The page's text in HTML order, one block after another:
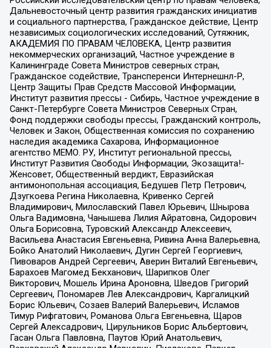
Дальневосточный центр развития гражданских инициатив
и социального партнерства, Гражданское действие, Центр
независимых социологических исследований, Сутяжник,
АКАДЕМИЯ ПО ПРАВАМ ЧЕЛОВЕКА, Центр развития
некоммерческих организаций, Частное учреждение в
Калининграде Совета Министров северных стран,
Гражданское содействие, Трансперенси Интернешнл-Р,
Центр Защиты Прав Средств Массовой Информации,
Институт развития прессы - Сибирь, Частное учреждение в
Санкт-Петербурге Совета Министров Северных Стран,
Фонд поддержки свободы прессы, Гражданский контроль,
Человек и Закон, Общественная комиссия по сохранению
наследия академика Сахарова, Информационное
агентство МЕМО. РУ, Институт региональной прессы,
Институт Развития Свободы Информации, Экозащита!-
Женсовет, Общественный вердикт, Евразийская
антимонопольная ассоциация, Бедушев Петр Петрович,
Дзугкоева Регина Николаевна, Кривенко Сергей
Владимирович, Милославский Павел Юрьевич, Шнырова
Ольга Вадимовна, Чанышева Лилия Айратовна, Сидорович
Ольга Борисовна, Туровский Александр Алексеевич,
Васильева Анастасия Евгеньевна, Ривина Анна Валерьевна,
Бойко Анатолий Николаевич, Дугин Сергей Георгиевич,
Пивоваров Андрей Сергеевич, Аверин Виталий Евгеньевич,
Барахоев Магомед Бекханович, Шарипков Олег
Викторович, Мошель Ирина Ароновна, Шведов Григорий
Сергеевич, Пономарев Лев Александрович, Каргалицкий
Борис Юльевич, Созаев Валерий Валерьевич, Исламов
Тимур Рифгатович, Романова Ольга Евгеньевна, Щаров
Сергей Алексадрович, Цирульников Борис Альбертович,
Гасан Ольга Павловна, Паутов Юрий Анатольевич,